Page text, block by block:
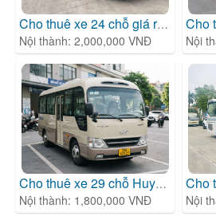
Cho thuê xe 24 chỗ giá r�
| cho
Nội thành: 2,000,000 VNĐ
Nội
Cho thuê xe 29 chỗ Huyndai
| cho
Nội thành: 1,800,000 VNĐ
Nội